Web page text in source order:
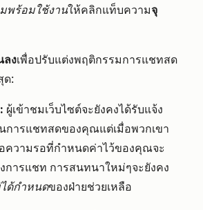
พร้อมใช้งานให้คลิกแท็บความจุ
ลงเพื่อปรับแต่งพฤติกรรมการแชทสด
ด:
ผู้เข้าชมเว็บไซต์จะยังคงได้รับแจ้ง
นการแชทสดของคุณแต่เมื่อพวกเขา
ความรอที่กำหนดค่าไว้ของคุณจะ
การแชท การสนทนาใหม่ๆจะยังคง
ด้กำหนดของฝ่ายช่วยเหลือ